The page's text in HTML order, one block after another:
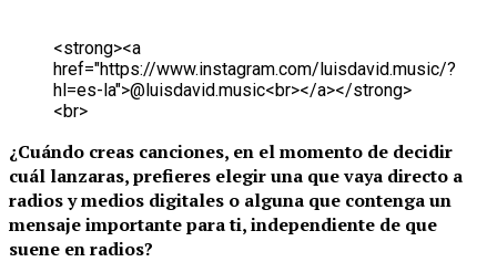
<strong><a
href="https://www.instagram.com/luisdavid.music/?
hl=es-la">@luisdavid.music<br></a></strong>
<br>
¿Cuándo creas canciones, en el momento de decidir
cuál lanzaras, prefieres elegir una que vaya directo a
radios y medios digitales o alguna que contenga un
mensaje importante para ti, independiente de que
suene en radios?